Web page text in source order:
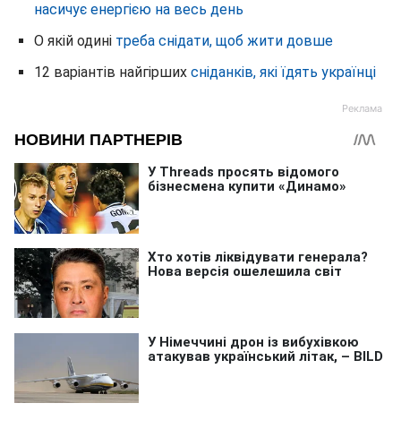
насичує енергією на весь день
О якій одині треба снідати, щоб жити довше
12 варіантів найгірших сніданків, які їдять українці